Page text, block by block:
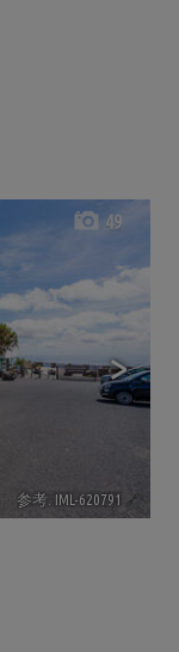
>
49
参考. IML-620791 🔗